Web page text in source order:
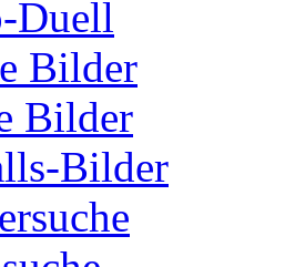
Duell
Bilder
Bilder
Bilder